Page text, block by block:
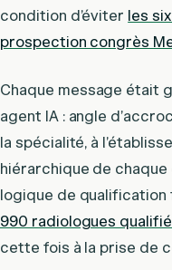
condition d’éviter les
prospection congrès
Chaque message était
agent IA : angle
la spécialité, à
hiérarchique de chaque
logique de qualification
990 radiologues
cette fois à la prise de